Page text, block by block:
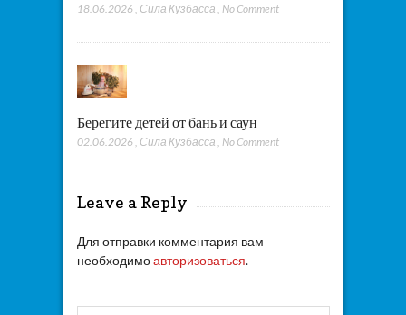
18.06.2026 Сила Кузбасса No Comment
Берегите детей от бань и саун
02.06.2026 , Сила Кузбасса , No Comment
Leave a Reply
Для отправки комментария вам
необходимоавторизоваться.